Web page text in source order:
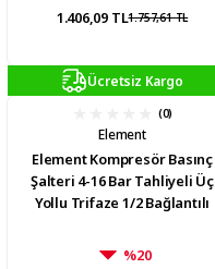
1.406,09 TL1.757,61 TL
Ücretsiz Kargo
(0)
Element
Element Kompresör Basınç
Şalteri 4-16 Bar Tahliyeli Üç
Yollu Trifaze 1/2 Bağlantılı
%20